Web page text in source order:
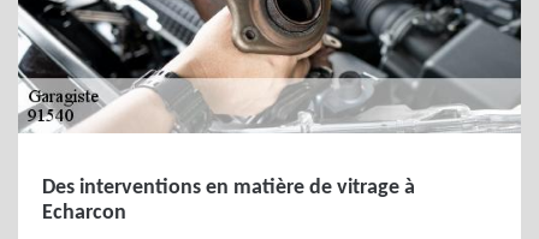
Des interventions en matière de vitrage à
Echarcon